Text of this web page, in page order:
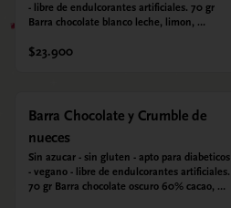
- libre de endulcorantes artificiales. 70 gr
Barra chocolate blanco leche, limon,
con alulosa.
$23.900
Barra Chocolate y Crumble de
nueces
Sin azucar - sin gluten - apto para diabeticos
- vegano - libre de endulcorantes artificiales.
70 gr Barra chocolate oscuro 60% cacao,